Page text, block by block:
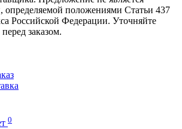
определяемой положениями Статьи 437
Российской Федерации. Уточняйте
заказом.
0